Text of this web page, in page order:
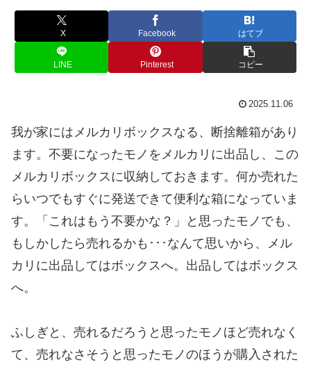
X Facebook はてブ
LINE Pinterest コピー
2025.11.06
我が家にはメルカリボックスなる、断捨離箱があり
ます。不要になったモノをメルカリに出品し、この
メルカリボックスに収納しておきます。何か売れた
らいつでもすぐに発送できて便利な箱になっていま
す。「これはもう不要かな？」と思ったモノでも、
もしかしたら売れるかも･･･なんて思いから、メル
カリに出品してはボックスへ。出品してはボックス
へ。
ふしぎと、売れるだろうと思ったモノほど売れなく
て、売れなさそうと思ったモノのほうが購入された